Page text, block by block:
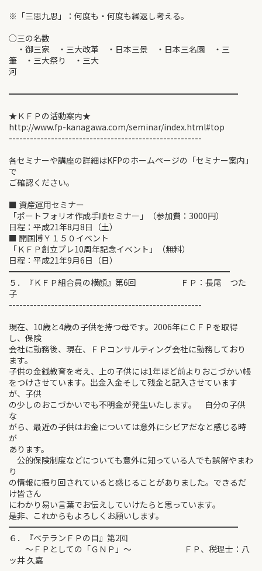
※「三思九思」：何度も・何度も繰返し考える。
○三の名数
・御三家 ・三大改革 ・日本三景 ・日本三名園 ・三
筆 ・三大祭り ・三大
河
━━━━━━━━━━━━━━━━━━━━━━━━━━━━
★ＫＦＰの活動案内★
http://www.fp-kanagawa.com/seminar/index.html#top
-------------------------------------------------------
各セミナーや講座の詳細はKFPのホームページの「セミナー案内」
で
ご確認ください。
■ 資産運用セミナー
「ポートフォリオ作成手順セミナー」（参加費：3000円）
日程：平成21年8月8日（土）
■ 開国博Ｙ１５０イベント
「ＫＦＰ創立プレ10周年記念イベント」（無料）
日程：平成21年9月6日（日）
━━━━━━━━━━━━━━━━━━━━━━━━━━━
５．『ＫＦＰ組合員の横顔』第6回 ＦＰ：長尾 つた
子
-------------------------------------------------------
現在、10歳と4歳の子供を持つ母です。2006年にＣＦＰを取得
し、保険
会社に勤務後、現在、ＦＰコンサルティング会社に勤務しており
ます。
子供の金銭教育を考え、上の子供には1年ほど前よりおこづかい帳
をつけさせています。出金入金そして残金と記入させています
が、子供
の少しのおこづかいでも不明金が発生いたします。 自分の子供
な
がら、最近の子供はお金については意外にシビアだなと感じる時
が
あります。
公的保険制度などについても意外に知っている人でも誤解やまわ
り
の情報に振り回されていると感じることがありました。できるだ
け皆さん
にわかり易い言葉でお伝えしていけたらと思っています。
是非、これからもよろしくお願いします。
━━━━━━━━━━━━━━━━━━━━━━━━━━━━
６．『ベテランＦＰの目』第2回
～ＦＰとしての「ＧＮＰ」～ ＦＰ、税理士：八
ッ井 久嘉